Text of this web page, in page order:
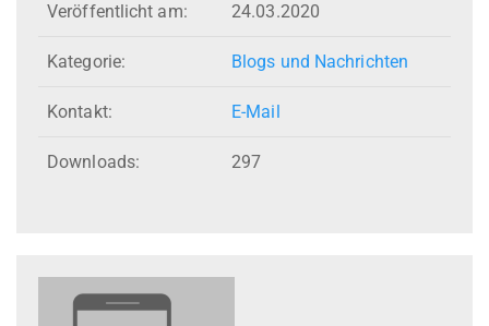
Veröffentlicht am: 24.03.2020
Kategorie: Blogs und Nachrichten
Kontakt: E-Mail
Downloads: 297